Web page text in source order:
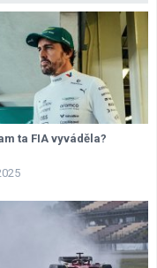
ta FIA vyváděla?